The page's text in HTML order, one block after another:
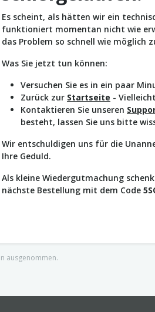
Es scheint, als hätten wir ein
funktioniert momentan nicht wie
das Problem so schnell wie möglich
Was Sie jetzt tun können:
Versuchen Sie es in ein paar
Zurück zur Startseite -
Kontaktieren Sie unseren
besteht, lassen Sie uns bitte
Wir entschuldigen uns für die
Ihre Geduld.
Als kleine Wiedergutmachung
nächste Bestellung mit dem Code
ausgenommen.